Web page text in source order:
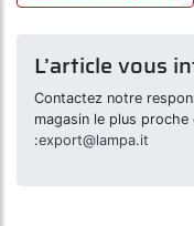
L’article vous
Contactez notre
magasin le plus
:export@lampa.it